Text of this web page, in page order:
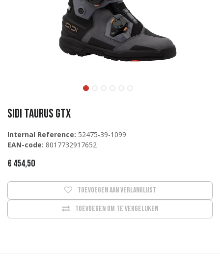
Sidi TAURUS GTX
Internal Reference: 52475-39-1099
EAN-code: 8017732917652
€ 454,50
Toevoegen om te vergelijken
Toevoegen aan verlanglijst